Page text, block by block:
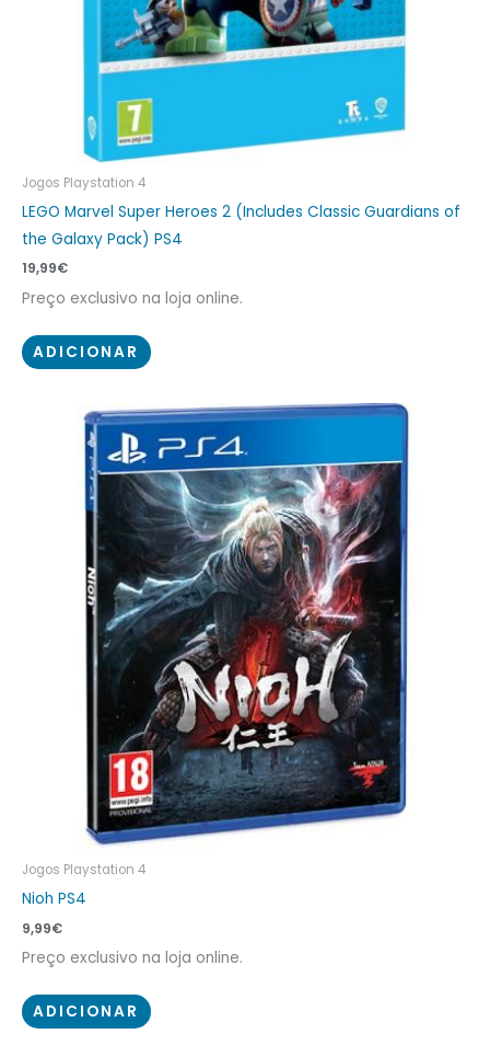
Jogos Playstation 4
LEGO Marvel Super Heroes 2 (Includes Classic Guardians of
the Galaxy Pack) PS4
19,99€
Preço exclusivo na loja online.
ADICIONAR
Jogos Playstation 4
Nioh PS4
9,99€
Preço exclusivo na loja online.
ADICIONAR